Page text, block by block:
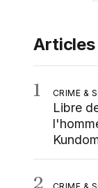
Articles
1 CRIME &
Libre
2